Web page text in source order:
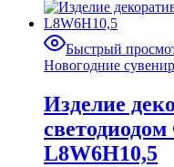
Быстрый
Новогодние
Изделие
L8W6H10,5